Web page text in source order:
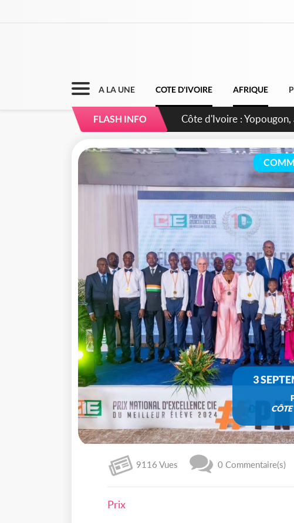
A LA UNE COTE D'IVOIRE AFRIQUE
FLASH INFO
Côte d'Ivoire : CHU de
3
9116 Vues 0 Commentaire(s)
Prix